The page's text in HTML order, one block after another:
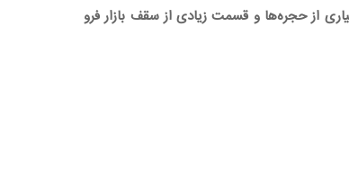
از حجره‌ها و قسمت زیادی از سقف بازار فرو